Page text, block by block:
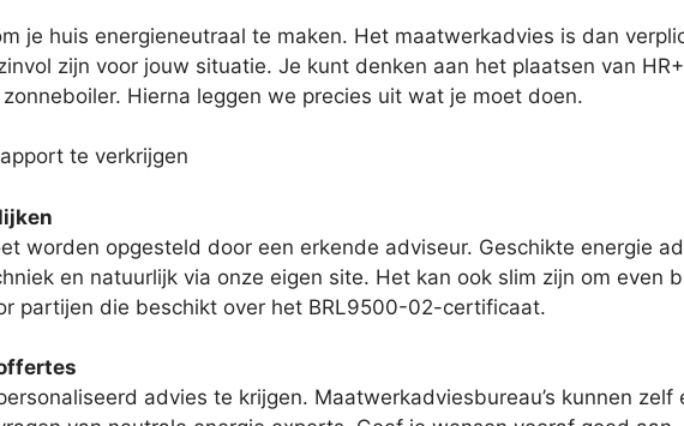
je huis energieneutraal te maken. Het maatwerkadvies is dan
zijn voor jouw situatie. Je kunt denken aan het plaatsen van
Hierna leggen we precies uit wat je moet doen.
te verkrijgen
worden opgesteld door een erkende adviseur. Geschikte energie
en natuurlijk via onze eigen site. Het kan ook slim zijn om even
partijen die beschikt over het BRL9500-02-certificaat.
advies te krijgen. Maatwerkadviesbureau’s kunnen